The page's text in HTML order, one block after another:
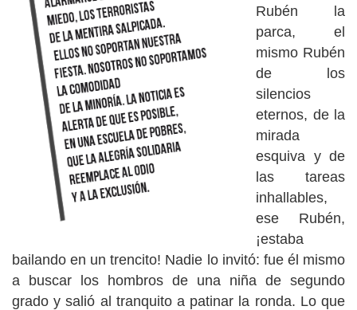
Rubén la
parca, el
mismo Rubén
de los
silencios
eternos, de la
mirada
esquiva y de
las tareas
inhallables,
ese Rubén,
¡estaba
bailando en un trencito! Nadie lo invitó: fue él mismo
a buscar los hombros de una niña de segundo
grado y salió al tranquito a patinar la ronda. Lo que